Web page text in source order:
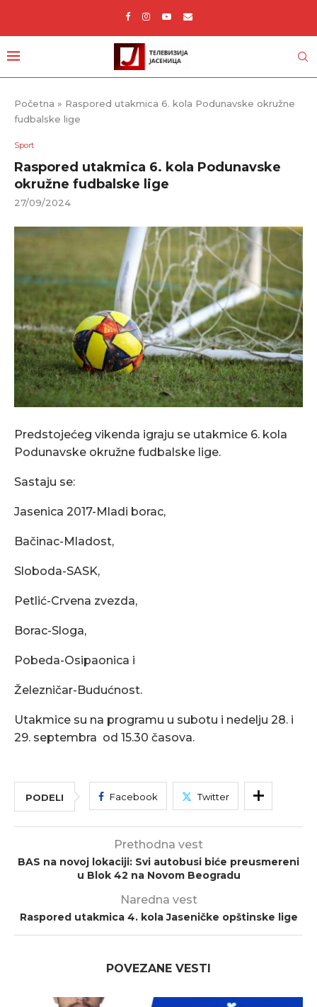
Početna » Raspored utakmica 6. kola Podunavske okružne
fudbalske lige
Sport
Raspored utakmica 6. kola Podunavske
okružne fudbalske lige
27/09/2024
Predstojećeg vikenda igraju se utakmice 6. kola
Podunavske okružne fudbalske lige.
Sastaju se:
Jasenica 2017-Mladi borac,
Bačinac-Mladost,
Sloboda-SASK,
Petlić-Crvena zvezda,
Borac-Sloga,
Pobeda-Osipaonica i
Železničar-Budućnost.
Utakmice su na programu u subotu i nedelju 28. i
29. septembra od 15.30 časova.
PODELI Facebook Twitter
Prethodna vest
BAS na novoj lokaciji: Svi autobusi biće preusmereni
u Blok 42 na Novom Beogradu
Naredna vest
Raspored utakmica 4. kola Jaseničke opštinske lige
POVEZANE VESTI